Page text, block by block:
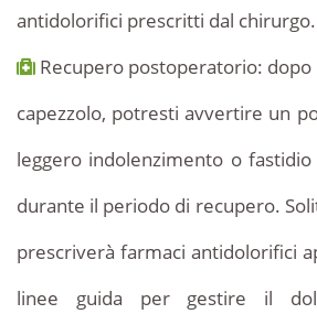
antidolorifici prescritti dal chirurgo.
Recupero postoperatorio:
capezzolo, potresti avvertire un
leggero indolenzimento o
durante il periodo di recupero.
prescriverà farmaci antidolorifici
linee guida per gestire il